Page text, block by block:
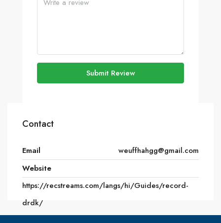
Submit Review
Contact
Email
weuffhahgg@gmail.com
Website
https://recstreams.com/langs/hi/Guides/record-
drdk/